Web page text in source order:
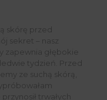
skórę przed
sekret – nasz
głębokie
tydzień. Przed
ze suchą skórą,
trwałych